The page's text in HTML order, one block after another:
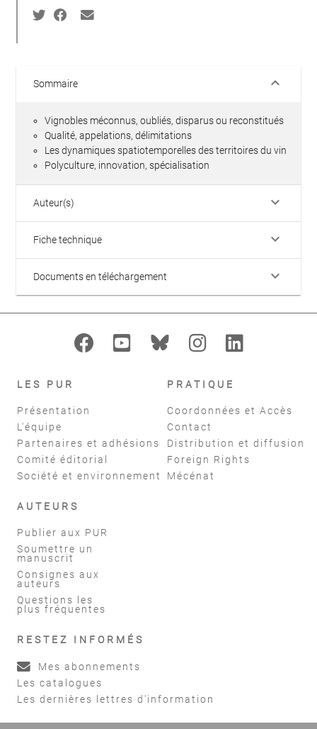
Sommaire keyboard_arrow_down
Vignobles méconnus, oubliés, disparus ou reconstitués
Qualité, appelations, délimitations
Les dynamiques spatiotemporelles des territoires du vin
Polyculture, innovation, spécialisation
Auteur(s) keyboard_arrow_down
Fiche technique keyboard_arrow_down
Documents en téléchargement keyboard_arrow_down
LES PUR
Présentation
L'équipe
Partenaires et adhésions
Comité éditorial
Société et environnement
PRATIQUE
Coordonnées et Accès
Contact
Distribution et diffusion
Foreign Rights
Mécénat
AUTEURS
Publier aux PUR
Soumettre un
manuscrit
Consignes aux
auteurs
Questions les
plus fréquentes
RESTEZ INFORMÉS
Mes abonnements
Les catalogues
Les dernières lettres d'information